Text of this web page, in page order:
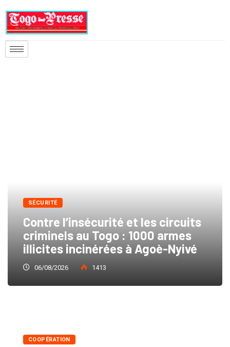
SÉCURITÉ
Contre l’insécurité et les circuits
criminels au Togo : 1000 armes
illicites incinérées à Agoè-Nyivé
06/08/2026 1413
COOPÉRATION